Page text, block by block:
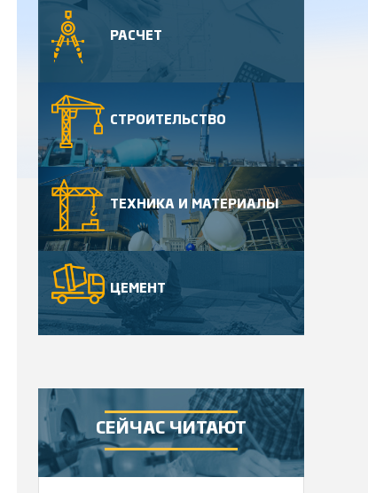
РАСЧЕТ
СТРОИТЕЛЬСТВО
ТЕХНИКА И МАТЕРИАЛЫ
ЦЕМЕНТ
СЕЙЧАС ЧИТАЮТ